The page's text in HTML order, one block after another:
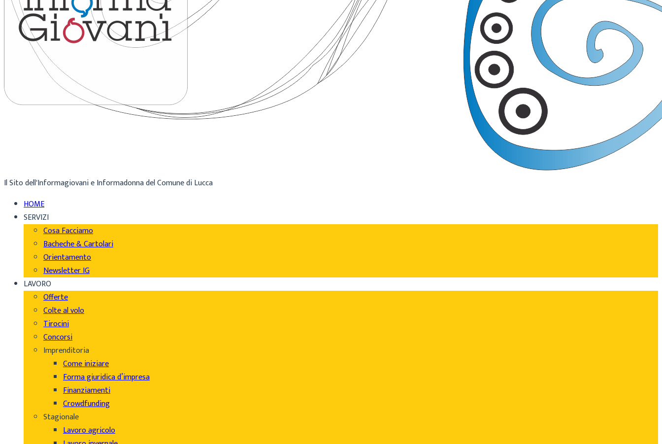
Il Sito dell'Informagiovani e Informadonna del Comune di Lucca
HOME
SERVIZI
Cosa Facciamo
Bacheche & Cartolari
Orientamento
Newsletter IG
LAVORO
Offerte
Colte al volo
Tirocini
Concorsi
Imprenditoria
Come iniziare
Forma giuridica d’impresa
Finanziamenti
Crowdfunding
Stagionale
Lavoro agricolo